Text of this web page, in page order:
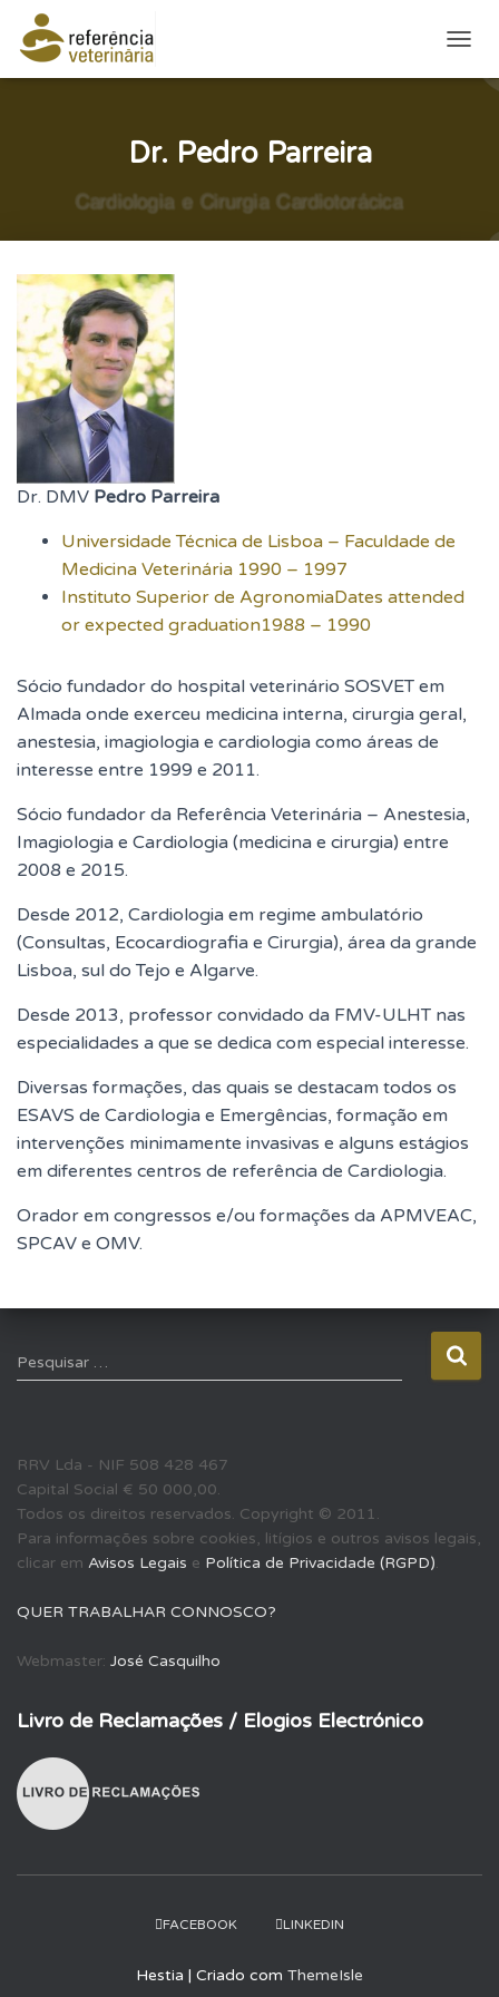
Dr. Pedro Parreira
Dr. DMV Pedro Parreira
Universidade Técnica de Lisboa – Faculdade de
Medicina Veterinária 1990 – 1997
Instituto Superior de AgronomiaDates attended
or expected graduation1988 – 1990
Sócio fundador do hospital veterinário SOSVET em
Almada onde exerceu medicina interna, cirurgia geral,
anestesia, imagiologia e cardiologia como áreas de
interesse entre 1999 e 2011.
Sócio fundador da Referência Veterinária – Anestesia,
Imagiologia e Cardiologia (medicina e cirurgia) entre
2008 e 2015.
Desde 2012, Cardiologia em regime ambulatório
(Consultas, Ecocardiografia e Cirurgia), área da grande
Lisboa, sul do Tejo e Algarve.
Desde 2013, professor convidado da FMV-ULHT nas
especialidades a que se dedica com especial interesse.
Diversas formações, das quais se destacam todos os
ESAVS de Cardiologia e Emergências, formação em
intervenções minimamente invasivas e alguns estágios
em diferentes centros de referência de Cardiologia.
Orador em congressos e/ou formações da APMVEAC,
SPCAV e OMV.
P
e
s
a
r
p
r
Pesquisar …
RRV Lda - NIF 508 428 467
Capital Social € 50 000,00.
Todos os direitos reservados. Copyright © 2011.
Para informações sobre cookies, litígios e outros avisos legais,
clicar em Avisos Legais e Política de Privacidade (RGPD).
QUER TRABALHAR CONNOSCO?
Webmaster: José Casquilho
Livro de Reclamações / Elogios Electrónico
FACEBOOK LINKEDIN
Hestia | Criado com ThemeIsle